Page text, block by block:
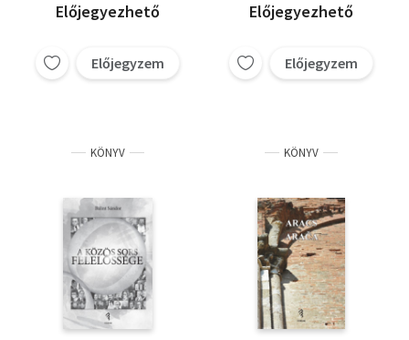
Előjegyezhető
Előjegyzem
Előjegyezhető
Előjegyzem
KÖNYV KÖNYV